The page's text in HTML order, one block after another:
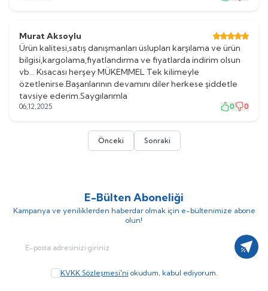
Murat Aksoylu
Ürün kalitesi,satış danışmanları üslupları karşılama ve ürün
bilgisi,kargolama,fiyatlandırma ve fiyatlarda indirim olsun
vb… Kısacası herşey MÜKEMMEL Tek kilimeyle
özetlenirse.Başarılarının devamını diler herkese şiddetle
tavsiye ederim.Saygılarımla
06,12,2025 0 0
Önceki Sonraki
E-Bülten Aboneliği
Kampanya ve yeniliklerden haberdar olmak için e-bültenimize abone
olun!
KVKK Sözleşmesi'ni okudum, kabul ediyorum.